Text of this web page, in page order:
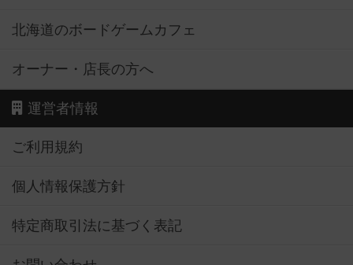
北海道のボードゲームカフェ
オーナー・店長の方へ
運営者情報
ご利用規約
個人情報保護方針
特定商取引法に基づく表記